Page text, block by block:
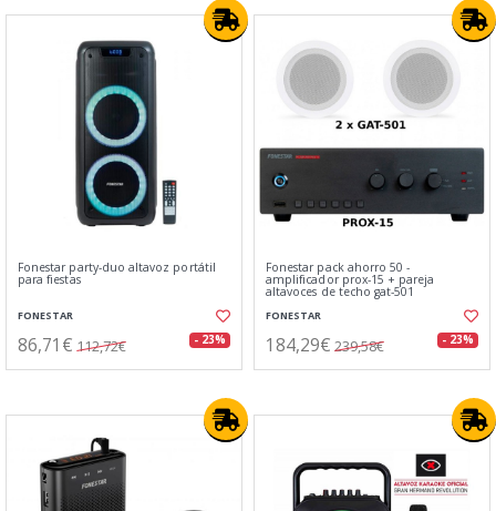
Fonestar party-duo altavoz portátil
para fiestas
FONESTAR
86,71€ 112,72€ - 23%
Fonestar pack ahorro 50 -
amplificador prox-15 + pareja
altavoces de techo gat-501
FONESTAR
184,29€ 239,58€ - 23%